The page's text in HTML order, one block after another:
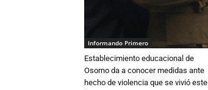
Informando Primero
Establecimiento educacional de
Osorno da a conocer medidas ante
hecho de violencia que se vivió este